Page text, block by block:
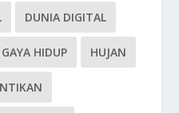
DUNIA DIGITAL
GAYA HIDUP HUJAN